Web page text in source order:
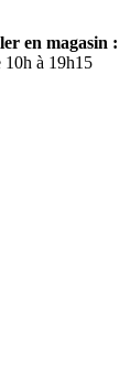
en magasin :
10h à 19h15